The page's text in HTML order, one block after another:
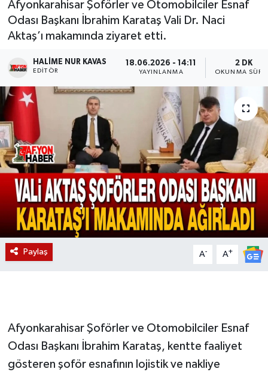
Afyonkarahisar Şoförler ve Otomobilciler Esnaf
Odası Başkanı İbrahim Karataş Vali Dr. Naci
Aktaş’ı makamında ziyaret etti.
HALIME NUR KAVAS
EDITÖR
18.06.2026 - 14:11
YAYINLANMA
2 DK
OKUNMA
Paylaş A- A+
Afyonkarahisar Şoförler ve Otomobilciler Esnaf
Odası Başkanı İbrahim Karataş, kentte faaliyet
gösteren şoför esnafının lojistik ve nakliye
Sivil Toplum
Etkinlikler